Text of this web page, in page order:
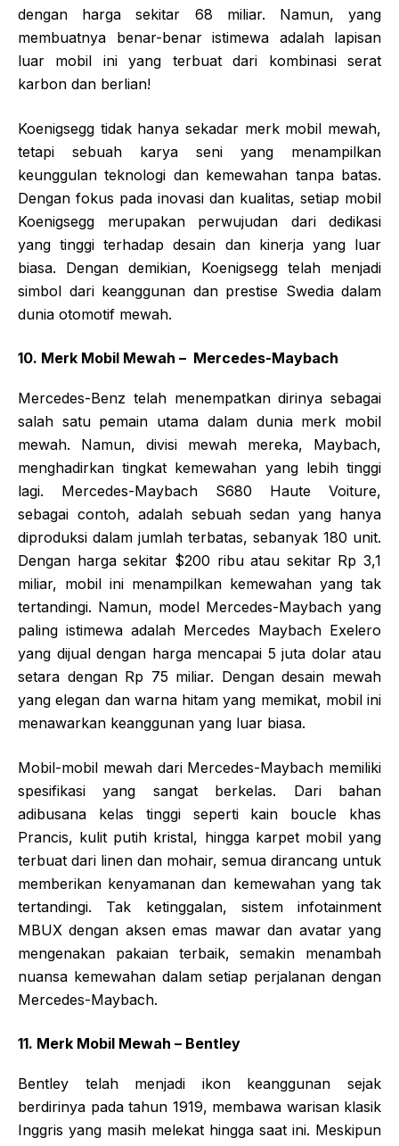
dengan harga sekitar 68 miliar. Namun, yang
membuatnya benar-benar istimewa adalah lapisan
luar mobil ini yang terbuat dari kombinasi serat
karbon dan berlian!
Koenigsegg tidak hanya sekadar merk mobil mewah,
tetapi sebuah karya seni yang menampilkan
keunggulan teknologi dan kemewahan tanpa batas.
Dengan fokus pada inovasi dan kualitas, setiap mobil
Koenigsegg merupakan perwujudan dari dedikasi
yang tinggi terhadap desain dan kinerja yang luar
biasa. Dengan demikian, Koenigsegg telah menjadi
simbol dari keanggunan dan prestise Swedia dalam
dunia otomotif mewah.
10. Merk Mobil Mewah – Mercedes-Maybach
Mercedes-Benz telah menempatkan dirinya sebagai
salah satu pemain utama dalam dunia merk mobil
mewah. Namun, divisi mewah mereka, Maybach,
menghadirkan tingkat kemewahan yang lebih tinggi
lagi. Mercedes-Maybach S680 Haute Voiture,
sebagai contoh, adalah sebuah sedan yang hanya
diproduksi dalam jumlah terbatas, sebanyak 180 unit.
Dengan harga sekitar $200 ribu atau sekitar Rp 3,1
miliar, mobil ini menampilkan kemewahan yang tak
tertandingi. Namun, model Mercedes-Maybach yang
paling istimewa adalah Mercedes Maybach Exelero
yang dijual dengan harga mencapai 5 juta dolar atau
setara dengan Rp 75 miliar. Dengan desain mewah
yang elegan dan warna hitam yang memikat, mobil ini
menawarkan keanggunan yang luar biasa.
Mobil-mobil mewah dari Mercedes-Maybach memiliki
spesifikasi yang sangat berkelas. Dari bahan
adibusana kelas tinggi seperti kain boucle khas
Prancis, kulit putih kristal, hingga karpet mobil yang
terbuat dari linen dan mohair, semua dirancang untuk
memberikan kenyamanan dan kemewahan yang tak
tertandingi. Tak ketinggalan, sistem infotainment
MBUX dengan aksen emas mawar dan avatar yang
mengenakan pakaian terbaik, semakin menambah
nuansa kemewahan dalam setiap perjalanan dengan
Mercedes-Maybach.
11. Merk Mobil Mewah – Bentley
Bentley telah menjadi ikon keanggunan sejak
berdirinya pada tahun 1919, membawa warisan klasik
Inggris yang masih melekat hingga saat ini. Meskipun